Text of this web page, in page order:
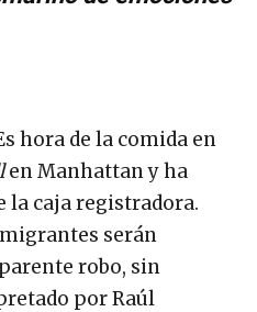
hora de la comida en
en Manhattan y ha
la caja registradora.
serán
robo, sin
por Raúl